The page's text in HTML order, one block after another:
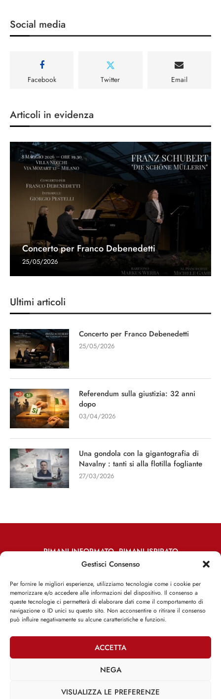
Gestisci Consenso
Per fornire le migliori esperienze, utilizziamo tecnologie come i cookie per
memorizzare e/o accedere alle informazioni del dispositivo. Il consenso a
queste tecnologie ci permetterà di elaborare dati come il comportamento di
navigazione o ID unici su questo sito. Non acconsentire o ritirare il consenso
può influire negativamente su alcune caratteristiche e funzioni.
ACCETTA
NEGA
VISUALIZZA LE PREFERENZE
Social media
Facebook Twitter Email
Articoli in evidenza
Concerto per Franco Debenedetti
25/05/2026
Ultimi articoli
Concerto per Franco Debenedetti
25/05/2026
Referendum sulla giustizia: 32 anni
dopo
03/04/2026
Una gondola con la gigantografia di
Navalny : tanti si alla flotilla fogliante
27/03/2026
RIMANI INFORMATO, RIMANI ISPIRATO
Iscriviti alla Newsletter
ISCRIVITI ADESSO
Facebook Twitter Email